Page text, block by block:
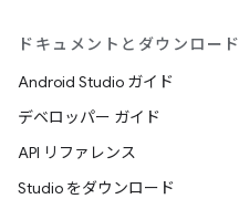
ドキュメントとダウンロード
Android Studio ガイド
デベロッパー ガイド
API リファレンス
Studio をダウンロード